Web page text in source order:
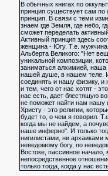
В обычных книгах по
принцип существует сам по
принцип. В связи с теми
знаем где Земля, где небо,
сможет переделать
Активный принцип здесь
женщина - Югу. Т.е. мужчина
Альберта Великого: "Нет
уникальной композиции,
заниматься алхимией, наша
нашей душе, в нашем теле.
соединять и нашу физику,
и тем, чего от нас хотят -
нас есть, дает блестящую
не поможет найти нам нашу
Христу - это религии,
будет то, о чем я говорил.
когда мы не найдем, а
наше инферно". И только
нигилистами, ни архаиками
неведомому богу, по
Востоке, пассивное
непосредственное
только тогда, когда у нас